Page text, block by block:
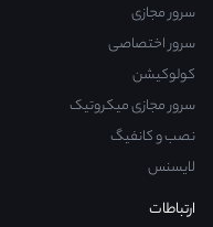
سرور مجازی
سرور اختصاصی
کولوکیشن
سرور مجازی میکروتیک
نصب و کانفیگ
لایسنس
ارتباطات